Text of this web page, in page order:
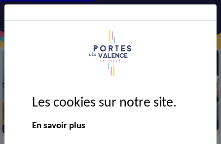
Les cookies sur notre site.
En savoir plus